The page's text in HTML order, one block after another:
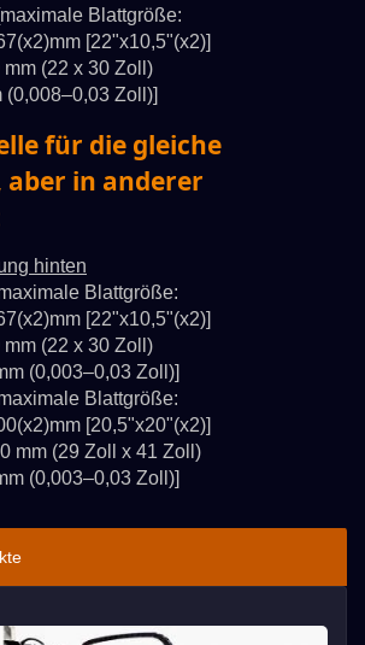
Blattgröße:
[22"x10,5"(x2)]
(22 x 30 Zoll)
(0,008–0,03 Zoll)]
für die gleiche
in anderer
hinten
Blattgröße:
[22"x10,5"(x2)]
(22 x 30 Zoll)
(0,003–0,03 Zoll)]
Blattgröße:
[20,5"x20"(x2)]
mm (29 Zoll x 41 Zoll)
(0,003–0,03 Zoll)]